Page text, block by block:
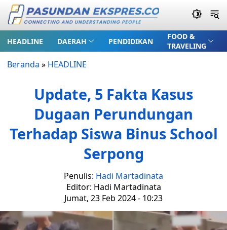
HEADLINE DAERAH PENDIDIKAN
FOOD &
TRAVELING
Beranda » HEADLINE
Update, 5 Fakta Kasus
Dugaan Perundungan
Terhadap Siswa Binus School
Serpong
Penulis: Hadi Martadinata
Editor: Hadi Martadinata
Jumat, 23 Feb 2024 - 10:23